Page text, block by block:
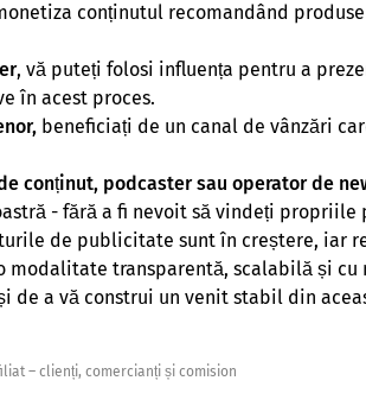
conținutul recomandând
, vă puteți folosi influența pentru a
în acest proces.
beneficiați de un canal de vânzări
conținut, podcaster sau operator de
- fără a fi nevoit să vindeți propriile
de publicitate sunt în creștere, iar
transparentă, scalabilă și cu
de a vă construi un venit stabil din
– clienți, comercianți și comision